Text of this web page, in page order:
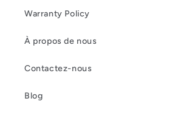
Warranty Policy
À propos de nous
Contactez-nous
Blog